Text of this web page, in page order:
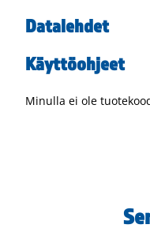
Datalehdet
Käyttöohjeet
Minulla ei ole